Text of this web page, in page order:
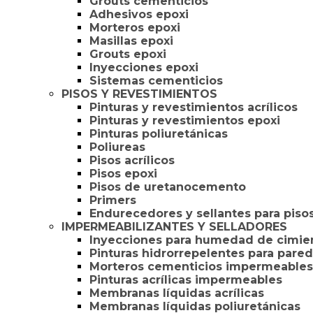
Adhesivos epoxi
Morteros epoxi
Masillas epoxi
Grouts epoxi
Inyecciones epoxi
Sistemas cementicios
PISOS Y REVESTIMIENTOS
Pinturas y revestimientos acrílicos
Pinturas y revestimientos epoxi
Pinturas poliuretánicas
Poliureas
Pisos acrílicos
Pisos epoxi
Pisos de uretanocemento
Primers
Endurecedores y sellantes para
IMPERMEABILIZANTES Y SELLADORES
Inyecciones para humedad de
Pinturas hidrorrepelentes para
Morteros cementicios impermeables
Pinturas acrílicas impermeables
Membranas líquidas acrílicas
Membranas líquidas poliuretánicas